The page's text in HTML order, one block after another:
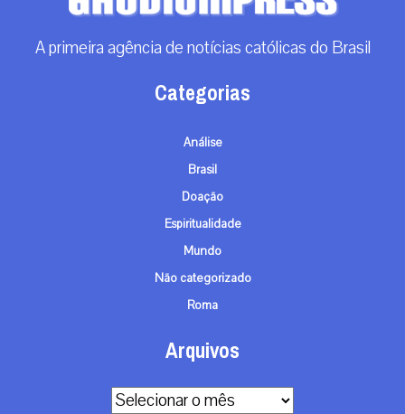
A primeira agência de notícias católicas do Brasil
Categorias
Análise
Brasil
Doação
Espiritualidade
Mundo
Não categorizado
Roma
Arquivos
Arquivos